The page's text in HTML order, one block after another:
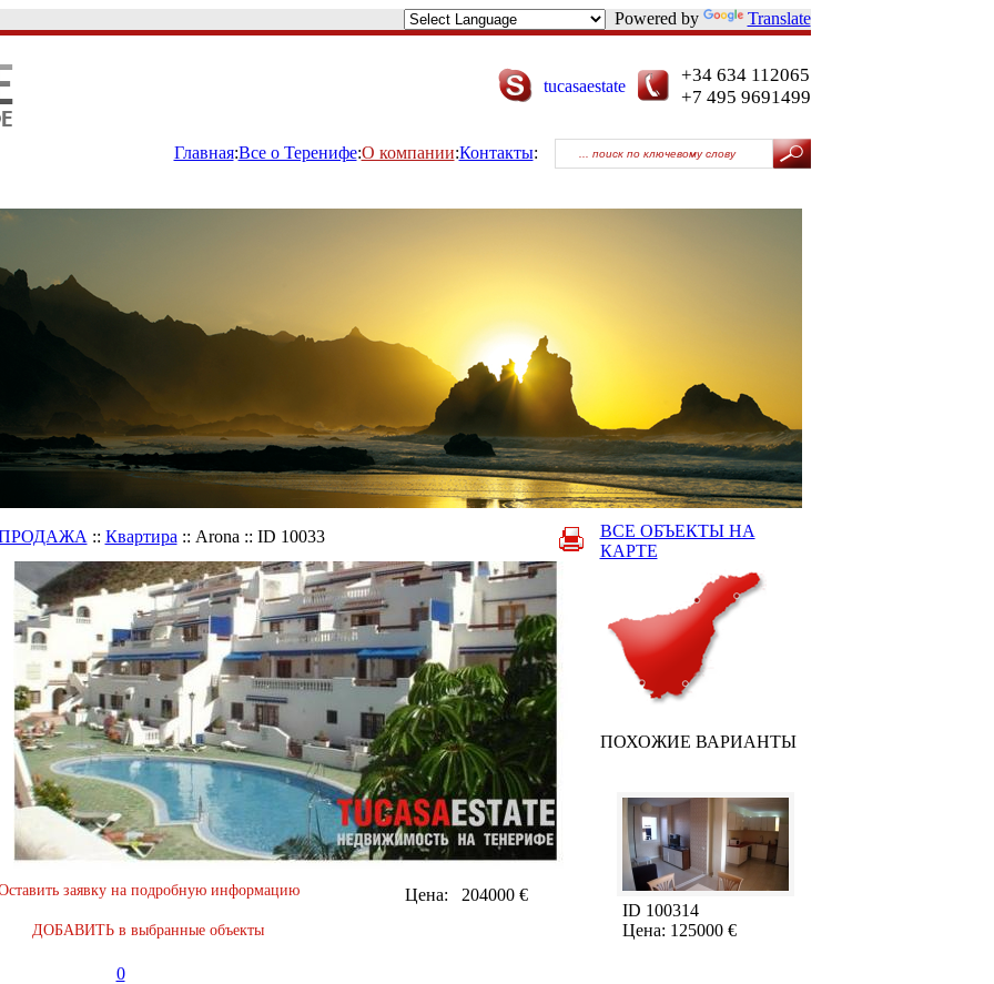
Powered by Translate
tucasaestate
+34 634 112065
+7 495 9691499
Главная:Все о Теренифе:О компании:Контакты:
:: Квартира :: Arona :: ID 10033
заявку на подробную информацию
ДОБАВИТЬ в выбранные объекты
Цена: 204000 €
0
ВСЕ ОБЪЕКТЫ НА
КАРТЕ
ПОХОЖИЕ ВАРИАНТЫ
ID 100314
Цена: 125000 €